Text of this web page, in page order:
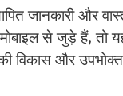
जानकारी और
से जुड़े हैं, तो
विकास और